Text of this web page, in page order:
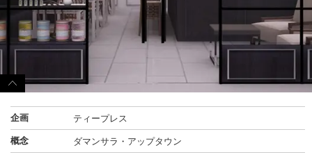
企画 ティープレス
概念 ダマンサラ・アップタウン